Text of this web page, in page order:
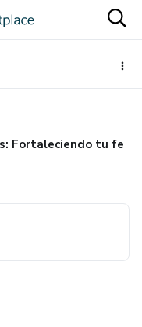
Fortaleciendo tu fe